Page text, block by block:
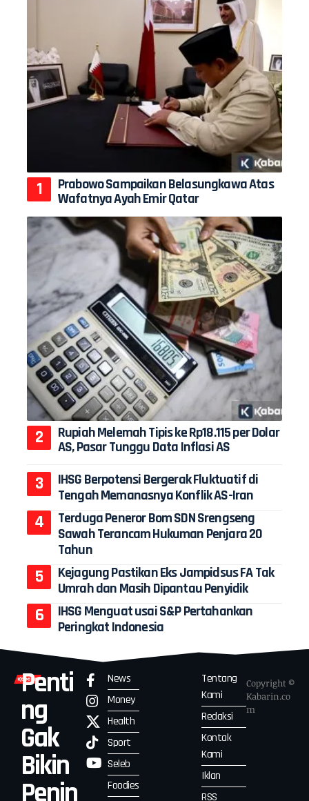
Prabowo Sampaikan Belasungkawa Atas
Wafatnya Ayah Emir Qatar
Rupiah Melemah Tipis ke Rp18.115 per Dolar
AS, Pasar Tunggu Data Inflasi AS
IHSG Berpotensi Bergerak Fluktuatif di
Tengah Memanasnya Konflik AS-Iran
Terduga Peneror Bom SDN Srengseng
Sawah Terancam Hukuman Penjara 20
Tahun
Kejagung Pastikan Eks Jampidsus FA Tak
Umrah dan Masih Dipantau Penyidik
IHSG Menguat usai S&P Pertahankan
Peringkat Indonesia
Penti
ng
Gak
Bikin
Penin
News
Money
Health
Sport
Seleb
Foodies
Tentang
Kami
Redaksi
Kontak
Kami
Iklan
RSS
Copyright ©
Kabarin.co
m